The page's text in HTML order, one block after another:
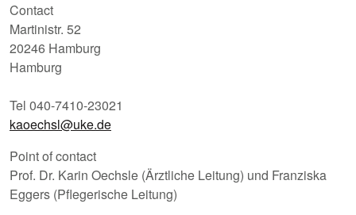
Contact
Martinistr. 52
20246 Hamburg
Hamburg
Tel 040-7410-23021
kaoechsl@uke.de
Point of contact
Prof. Dr. Karin Oechsle (Ärztliche Leitung) und Franziska
Eggers (Pflegerische Leitung)